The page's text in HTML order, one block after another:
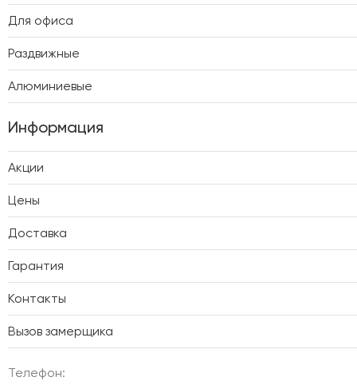
Для офиса
Раздвижные
Алюминиевые
Информация
Акции
Цены
Доставка
Гарантия
Контакты
Вызов замерщика
Телефон: